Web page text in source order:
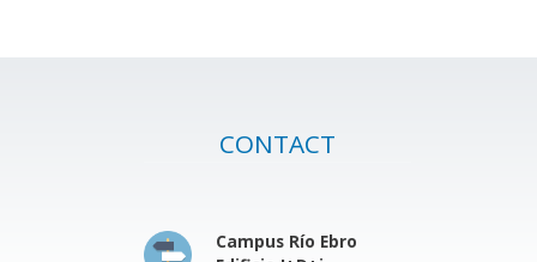
CONTACT
Campus Río Ebro